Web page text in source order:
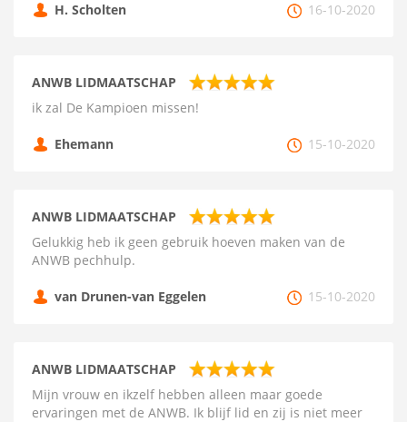
H. Scholten 16-10-2020
ANWB LIDMAATSCHAP
ik zal De Kampioen missen!
Ehemann 15-10-2020
ANWB LIDMAATSCHAP
Gelukkig heb ik geen gebruik hoeven maken van de
ANWB pechhulp.
van Drunen-van Eggelen 15-10-2020
ANWB LIDMAATSCHAP
Mijn vrouw en ikzelf hebben alleen maar goede
ervaringen met de ANWB. Ik blijf lid en zij is niet meer